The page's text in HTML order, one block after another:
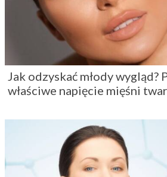
Jak odzyskać młody wygląd?
właściwe napięcie mięśni